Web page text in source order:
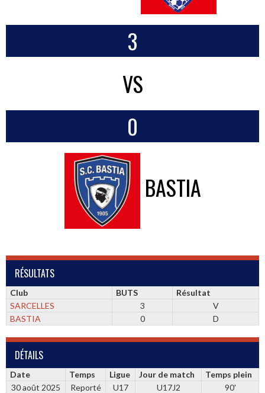
3
VS
0
BASTIA
RÉSULTATS
Club BUTS
Résultat
SARCELLES
3
V
BASTIA
0 D
DÉTAILS
Date Temps Ligue Jour de match
Temps plein
30 août 2025
Reporté U17 U17J2 90'